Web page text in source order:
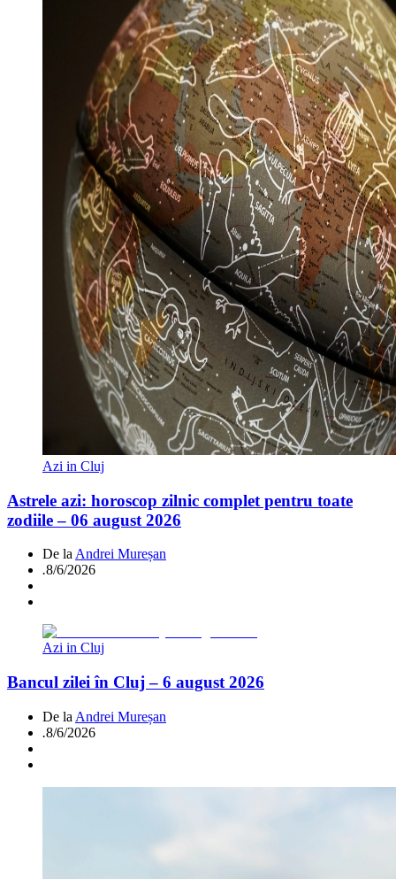
Azi in Cluj
Astrele azi: horoscop zilnic complet pentru toate
zodiile – 06 august 2026
De laAndrei Mureșan
.8/6/2026
Azi in Cluj
Bancul zilei în Cluj – 6 august 2026
De la Andrei Mureșan
.8/6/2026